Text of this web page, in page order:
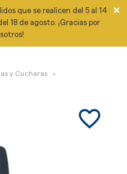
que se realicen del 5 al 14
18 de agosto. ¡Gracias por
×
y Cucharas
favorite_border